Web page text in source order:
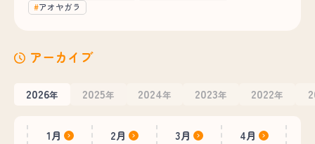
アオヤガラ
アーカイブ
2026年 2025年 2024年 2023年 2022年
1月 2月 3月
4月